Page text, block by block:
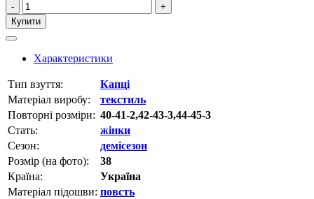
-
+
Купити
Характеристики
Тип взуття:
Капці
Матеріал виробу:
текстиль
Повторні розміри: 40-41-2,42-43-3,44-45-3
Стать:
жінки
Сезон:
демісезон
Розмір (на фото):
38
Країна:
Україна
Матеріал підошви: повсть